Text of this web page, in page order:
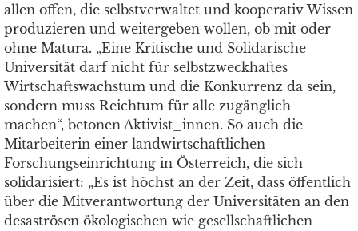
allen offen, die selbstverwaltet und kooperativ Wissen
produzieren und weitergeben wollen, ob mit oder
ohne Matura. „Eine Kritische und Solidarische
Universität darf nicht für selbstzweckhaftes
Wirtschaftswachstum und die Konkurrenz da sein,
sondern muss Reichtum für alle zugänglich
machen“, betonen Aktivist_innen. So auch die
Mitarbeiterin einer landwirtschaftlichen
Forschungseinrichtung in Österreich, die sich
solidarisiert: „Es ist höchst an der Zeit, dass öffentlich
über die Mitverantwortung der Universitäten an den
desaströsen ökologischen wie gesellschaftlichen